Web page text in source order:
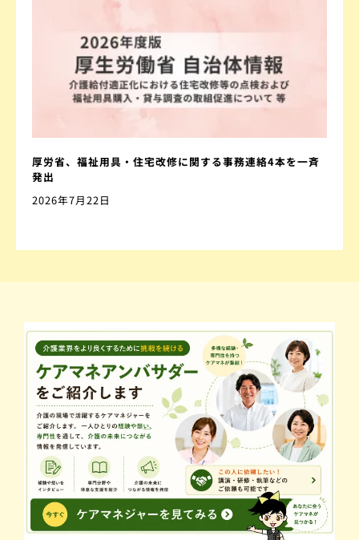
厚労省、福祉用具・住宅改修に関する事務連絡4本を一斉
発出
2026年7月22日